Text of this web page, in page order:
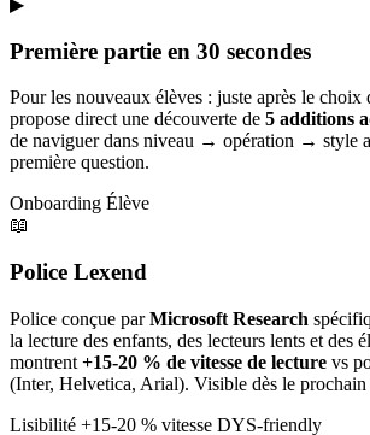
Première partie en 30 secondes
Pour les nouveaux élèves : juste après le choix
propose direct une découverte de 5 additions
de naviguer dans niveau → opération → style
première question.
Onboarding Élève
📖
Police Lexend
Police conçue parMicrosoft Research
la lecture des enfants, des lecteurs lents et des
montrent +15-20 % de vitesse de lecture vs
(Inter, Helvetica, Arial). Visible dès le prochain
Lisibilité +15-20 % vitesse DYS-friendly